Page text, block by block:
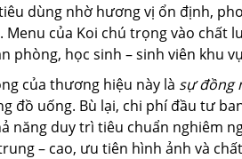
dùng nhờ hương vị ổn định,
Menu của Koi chú trọng vào chất
phòng, học sinh – sinh viên khu
của thương hiệu này là sự đồng
đồ uống. Bù lại, chi phí đầu tư
năng duy trì tiêu chuẩn nghiêm
– cao, ưu tiên hình ảnh và